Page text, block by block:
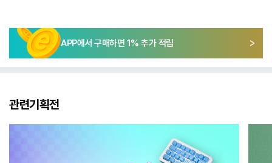
APP에서 구매하면 1% 추가 적립
관련기획전